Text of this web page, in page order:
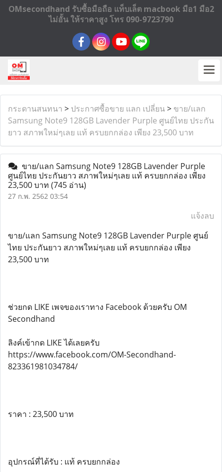
OMsecondhand รับซื้อมือถือ แท็บเล็ต macbook มือ1 มือ2
ไม่อั้น ให้ราคาสูง โทร 090-9723790
กระดานสนทนา > ประกาศซื้อขาย แลก เปลี่ยน> ขาย/แลก
Samsung Note9 128GB Lavender Purple ศูนย์ไทย ประกัน
ยาว สภาพใหม่ๆเลย แท้ ครบยกกล่อง เพียง 23,500 บาท
ขาย/แลก Samsung Note9 128GB Lavender Purple
ศูนย์ไทย ประกันยาว สภาพใหม่ๆเลย แท้ ครบยกกล่อง เพียง
23,500 บาท (745 อ่าน)
27 ก.พ. 2562 03:54
แจ้งลบ
ขาย/แลก Samsung Note9 128GB Lavender Purple ศูนย์
ไทย ประกันยาว สภาพใหม่ๆเลย แท้ ครบยกกล่อง เพียง
23,500 บาท
ช่วยกด LIKE เพจของเราทาง Facebook ด้วยครับ OM
Secondhand
ลิงค์เข้ากด LIKE ได้เลยครับ
https://www.facebook.com/OM-Secondhand-
823361981034784/
ราคา : 23,500 บาท
อุปกรณ์ที่ได้รับ : แท้ ครบยกกล่อง